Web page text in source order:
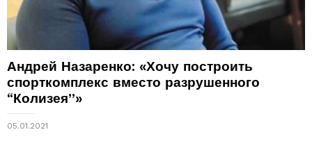
Андрей Назаренко: «Хочу построить
спорткомплекс вместо разрушенного
“Колизея”»
05.01.2021